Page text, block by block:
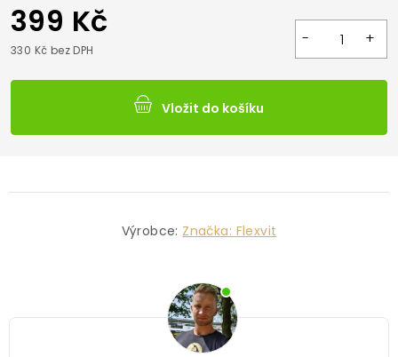
399 Kč
330 Kč bez DPH
Vložit do košíku
Výrobce: Značka: Flexvit